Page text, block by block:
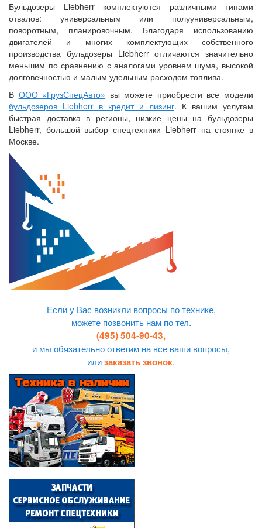
Бульдозеры Liebherr комплектуются различными типами
отвалов: универсальным или полууниверсальным,
поворотным, планировочным. Благодаря использованию
двигателей и многих комплектующих собственного
производства бульдозеры Liebherr отличаются значительно
меньшим по сравнению с аналогами уровнем шума, высокой
долговечностью и малым удельным расходом топлива.
В ООО «ГрузСпецАвто» вы можете приобрести все модели
бульдозеров Liebherr в кредит и лизинг. К вашим услугам
быстрая доставка в регионы, низкие цены на бульдозеры
Liebherr, большой выбор спецтехники Liebherr на стоянке в
Москве.
Если у Вас возникли вопросы по технике,
можете позвонить нам по тел.
(495) 504-90-43,
и мы обязательно ответим на все ваши вопросы,
илизаказать звонок.